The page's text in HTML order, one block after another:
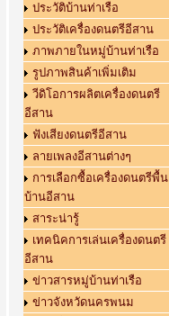
ประวัติบ้านท่าเรือ
ประวัติเครื่องดนตรีอีสาน
ภาพภายในหมู่บ้านท่าเรือ
รูปภาพสินค้าเพิ่มเติม
วีดิโอการผลิตเครื่องดนตรี
อีสาน
ฟังเสียงดนตรีอีสาน
ลายเพลงอีสานต่างๆ
การเลือกซื้อเครื่องดนตรีพื้น
บ้านอีสาน
สาระน่ารู้
เทคนิคการเล่นเครื่องดนตรี
อีสาน
ข่าวสารหมู่บ้านท่าเรือ
ข่าวจังหวัดนครพนม